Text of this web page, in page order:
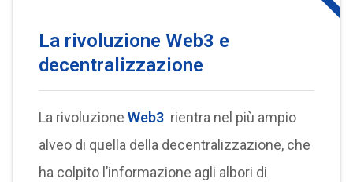
La rivoluzione Web3 e
decentralizzazione
La rivoluzione Web3 rientra nel più ampio
alveo di quella della decentralizzazione, che
ha colpito l’informazione agli albori di